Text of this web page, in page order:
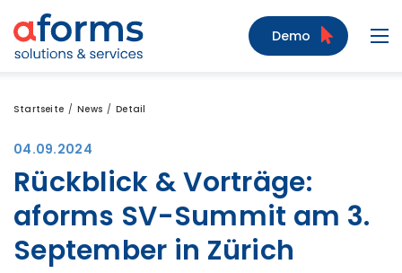
Zum Inhalt
Zum Menü
Zur Suche
Demo
Startseite News Detail
04.09.2024
Rückblick & Vorträge:
aforms SV-Summit am 3.
September in Zürich